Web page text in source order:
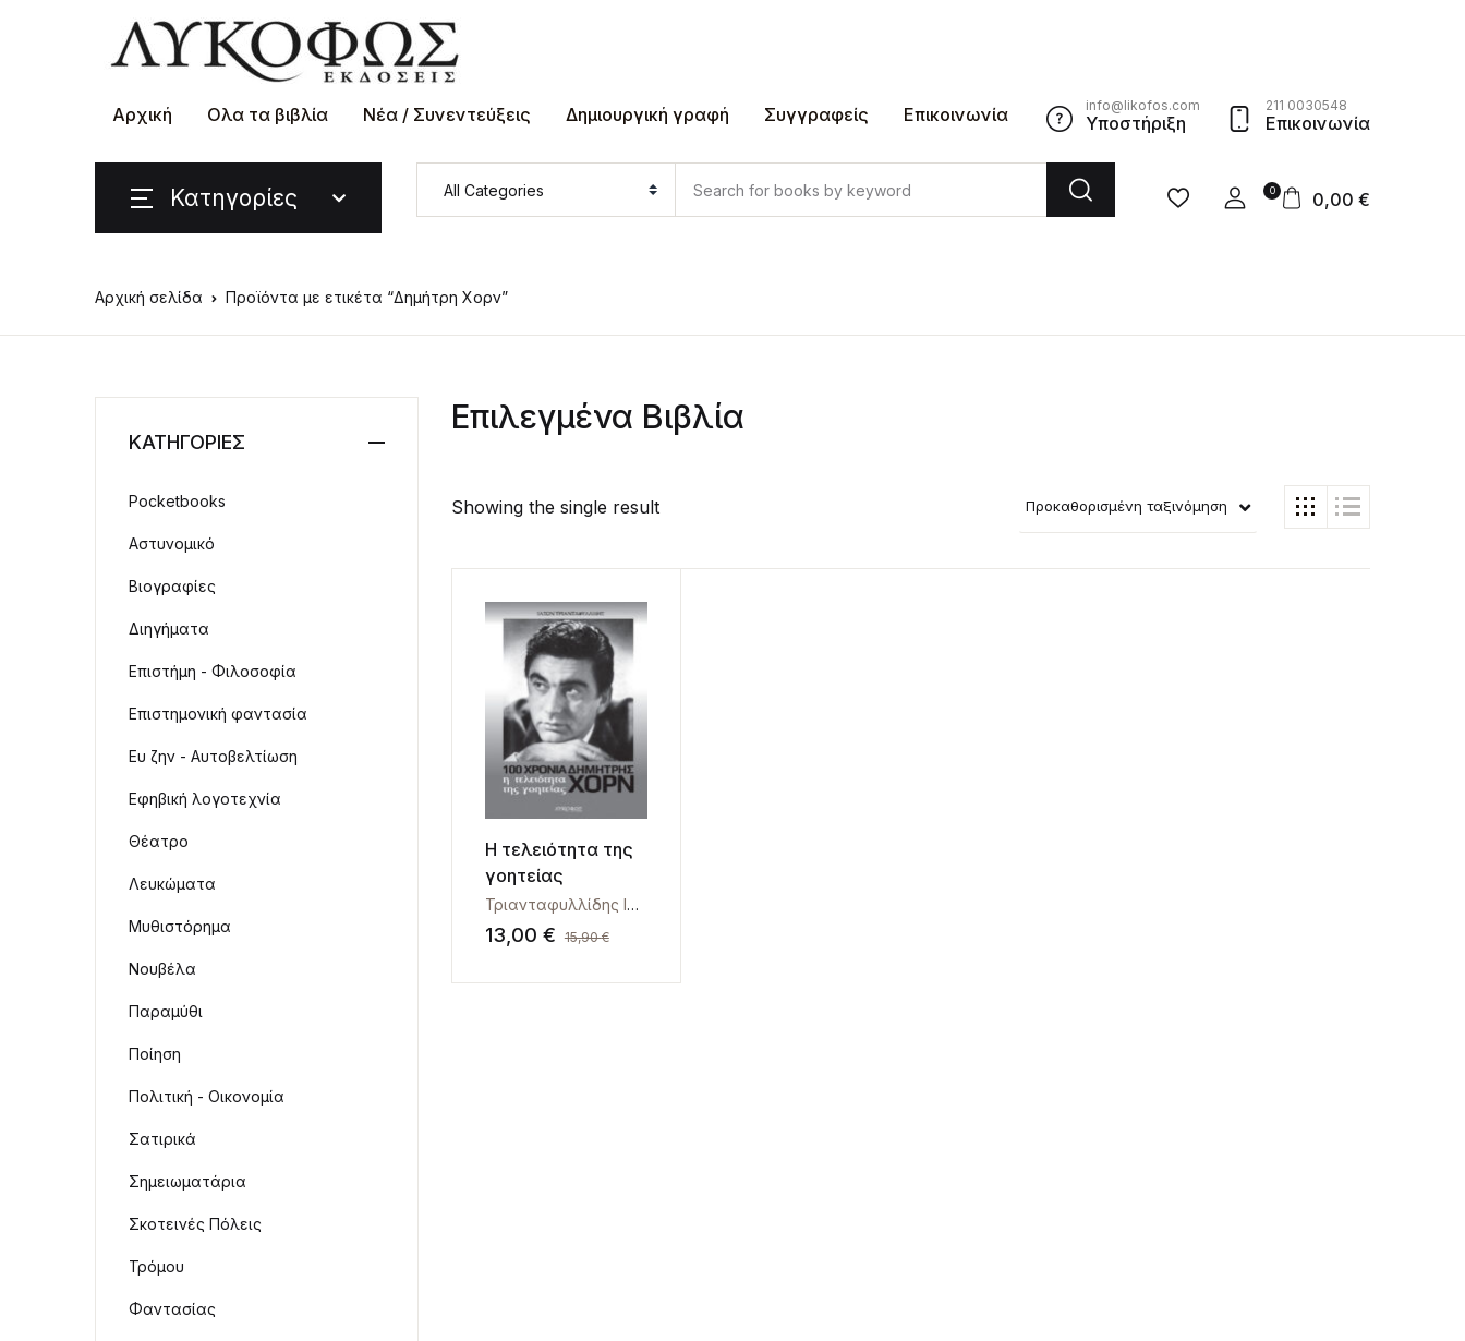
Αρχική Ολα τα βιβλία Νέα / Συνεντεύξεις Δημιουργική γραφή Συγγραφείς Επικοινωνία info@likofos.com
Υποστήριξη
211 0030548
Επικοινωνία
Κατηγορίες 0 0,00 €
Αρχική σελίδα Προϊόντα με ετικέτα “Δημήτρη Χορν”
Επιλεγμένα Βιβλία
Showing the single result Προκαθορισμένη ταξινόμηση
Η τελειότητα της
γοητείας
Τριανταφυλλίδης Ιάσωνας
13,00 € 15,90€
ΚΑΤΗΓΟΡΙΕΣ
Pocketbooks
Αστυνομικό
Βιογραφίες
Διηγήματα
Επιστήμη - Φιλοσοφία
Επιστημονική φαντασία
Ευ ζην - Αυτοβελτίωση
Εφηβική λογοτεχνία
Θέατρο
Λευκώματα
Μυθιστόρημα
Νουβέλα
Παραμύθι
Ποίηση
Πολιτική - Οικονομία
Σατιρικά
Σημειωματάρια
Σκοτεινές Πόλεις
Τρόμου
Φαντασίας